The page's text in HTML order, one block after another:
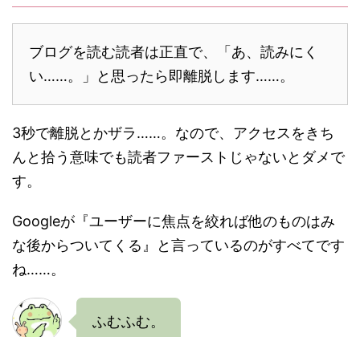
ブログを読む読者は正直で、「あ、読みにく
い……。」と思ったら即離脱します……。
3秒で離脱とかザラ……。なので、アクセスをきち
んと拾う意味でも読者ファーストじゃないとダメで
す。
Googleが『ユーザーに焦点を絞れば他のものはみ
な後からついてくる』と言っているのがすべてです
ね……。
ふむふむ。